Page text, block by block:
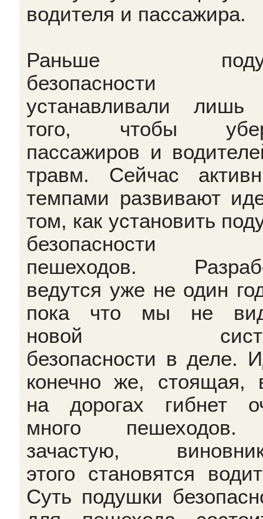
водителя и пассажира.
Раньше
безопасности
устанавливали лишь
того, чтобы
пассажиров и
травм. Сейчас
темпами развивают
том, как установить
безопасности
пешеходов.
ведутся уже не один
пока что мы не
новой
безопасности в деле.
конечно же, стоящая,
на дорогах гибнет
много
зачастую,
этого становятся
Суть подушки